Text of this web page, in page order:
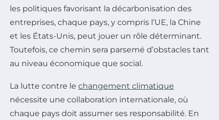
les politiques favorisant la décarbonisation des
entreprises, chaque pays, y compris l’UE, la Chine
et les États-Unis, peut jouer un rôle déterminant.
Toutefois, ce chemin sera parsemé d’obstacles tant
au niveau économique que social.
La lutte contre le changement climatique
nécessite une collaboration internationale, où
chaque pays doit assumer ses responsabilité. En